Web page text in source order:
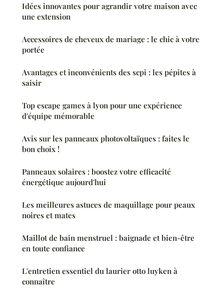
Idées innovantes pour agrandir votre maison avec
une extension
Accessoires de cheveux de mariage : le chic à votre
portée
Avantages et inconvénients des scpi : les pépites à
saisir
Top escape games à lyon pour une expérience
d'équipe mémorable
Avis sur les panneaux photovoltaïques : faites le
bon choix !
Panneaux solaires : boostez votre efficacité
énergétique aujourd'hui
Les meilleures astuces de maquillage pour peaux
noires et mates
Maillot de bain menstruel : baignade et bien-être
en toute confiance
L'entretien essentiel du laurier otto luyken à
connaître